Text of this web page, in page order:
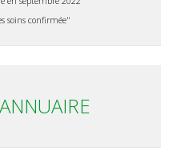
soins confirmée"
ANNUAIRE